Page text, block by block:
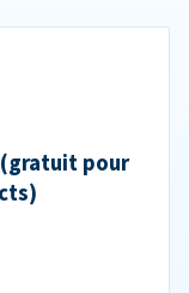
(gratuit pour